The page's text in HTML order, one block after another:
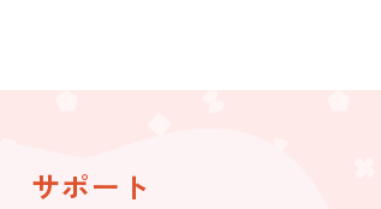
サポート